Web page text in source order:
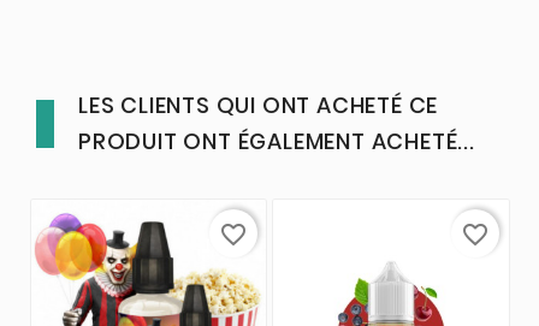
LES CLIENTS QUI ONT ACHETÉ CE
PRODUIT ONT ÉGALEMENT ACHETÉ...
favorite_border favorite_border